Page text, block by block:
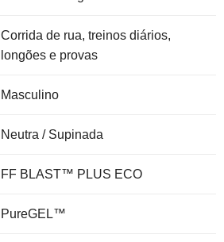
Corrida de rua, treinos diários,
longões e provas
Masculino
Neutra / Supinada
FF BLAST™ PLUS ECO
PureGEL™